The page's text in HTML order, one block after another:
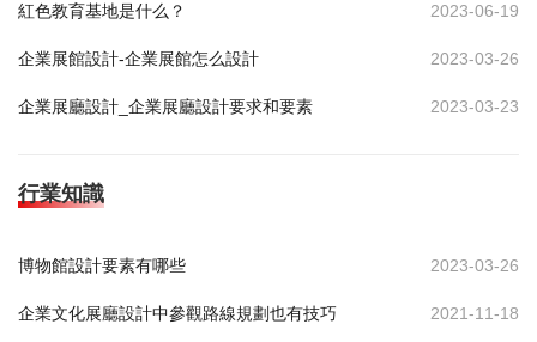
紅色教育基地是什么？ 2023-06-19
企業展館設計-企業展館怎么設計 2023-03-26
企業展廳設計_企業展廳設計要求和要素 2023-03-23
行業知識
博物館設計要素有哪些 2023-03-26
企業文化展廳設計中參觀路線規劃也有技巧 2021-11-18